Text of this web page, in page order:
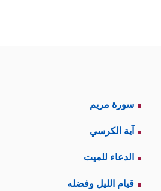
سورة مريم
آية الكرسي
الدعاء للميت
قيام الليل وفضله